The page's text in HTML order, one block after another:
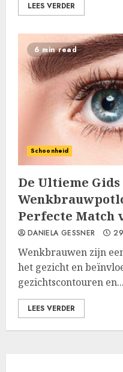
LEES VERDER
6 min read
Schoonheid
De Ultieme
Perfecte Match
DANIELA GESSNER
Wenkbrauwen zijn
het gezicht en
gezichtscontouren en...
LEES VERDER